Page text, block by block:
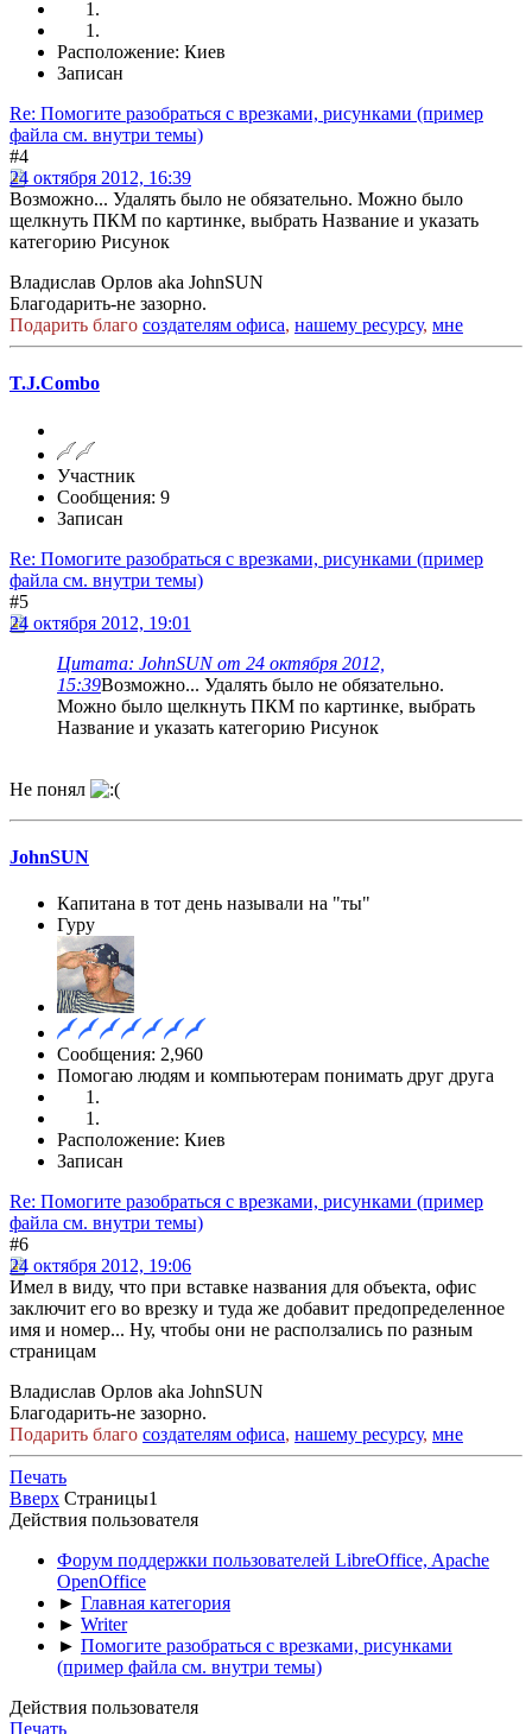
Расположение: Киев
Записан
Re: Помогите разобраться с врезками, рисунками (пример
файла см. внутри темы)
#4
24 октября 2012, 16:39
Возможно... Удалять было не обязательно. Можно было
щелкнуть ПКМ по картинке, выбрать Название и указать
категорию Рисунок
Владислав Орлов aka JohnSUN
Благодарить-не зазорно.
Подарить благо создателям офиса, нашему ресурсу, мне
T.J.Combo
Участник
Сообщения: 9
Записан
Re: Помогите разобраться с врезками, рисунками (пример
файла см. внутри темы)
#5
24 октября 2012, 19:01
Цитата: JohnSUN от 24 октября 2012,
15:39Возможно... Удалять было не обязательно.
Можно было щелкнуть ПКМ по картинке, выбрать
Название и указать категорию Рисунок
Не понял
JohnSUN
Капитана в тот день называли на "ты"
Гуру
Сообщения: 2,960
Помогаю людям и компьютерам понимать друг друга
Расположение: Киев
Записан
Re: Помогите разобраться с врезками, рисунками (пример
файла см. внутри темы)
#6
24 октября 2012, 19:06
Имел в виду, что при вставке названия для объекта, офис
заключит его во врезку и туда же добавит предопределенное
имя и номер... Ну, чтобы они не расползались по разным
страницам
Владислав Орлов aka JohnSUN
Благодарить-не зазорно.
Подарить благо создателям офиса, нашему ресурсу, мне
Печать
Вверх Страницы1
Действия пользователя
Форум поддержки пользователей LibreOffice, Apache
OpenOffice
► Главная категория
► Writer
► Помогите разобраться с врезками, рисунками
(пример файла см. внутри темы)
Действия пользователя
Печать